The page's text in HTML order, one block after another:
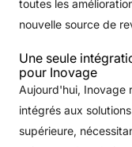
toutes les
nouvelle source de
Une seule
pour Inovage
Aujourd'hui, Inovage
intégrés aux
supérieure,